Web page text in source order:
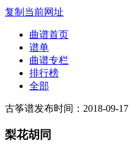
复制当前网址
曲谱首页
谱单
曲谱专栏
排行榜
全部
古筝谱发布时间：2018-09-17
梨花胡同